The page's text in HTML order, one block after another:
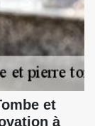
et
à